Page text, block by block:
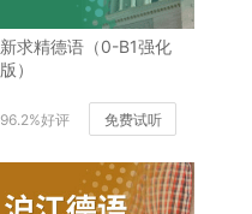
新求精德语（0-B1强化
版）
96.2%好评 免费试听